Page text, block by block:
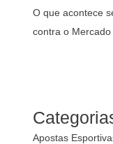
O que acontece
contra o
Apostas